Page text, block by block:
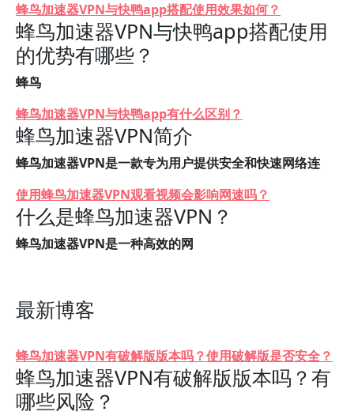
蜂鸟加速器VPN与快鸭app搭配使用效果如何？
蜂鸟加速器VPN与快鸭app搭配使用
的优势有哪些？
蜂鸟
蜂鸟加速器VPN与快鸭app有什么区别？
蜂鸟加速器VPN简介
蜂鸟加速器VPN是一款专为用户提供安全和快速网络连
使用蜂鸟加速器VPN观看视频会影响网速吗？
什么是蜂鸟加速器VPN？
蜂鸟加速器VPN是一种高效的网
最新博客
蜂鸟加速器VPN有破解版版本吗？使用破解版是否安全？
蜂鸟加速器VPN有破解版版本吗？有
哪些风险？